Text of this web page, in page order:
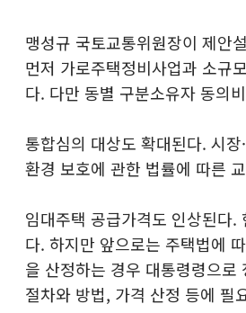
맹성규 국토교통위원장이 제안
먼저 가로주택정비사업과 소규
다. 다만 동별 구분소유자 동의
통합심의 대상도 확대된다. 시
환경 보호에 관한 법률에 따른
임대주택 공급가격도 인상된다
다. 하지만 앞으로는 주택법에
을 산정하는 경우 대통령령으
절차와 방법, 가격 산정 등에 필